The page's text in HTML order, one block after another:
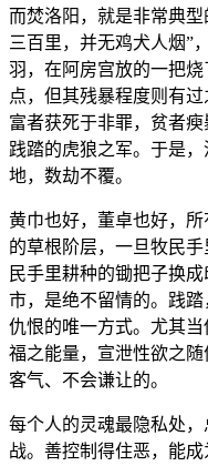
而焚洛阳，就是非常典
三百里，并无鸡犬人烟”
羽，在阿房宫放的一把
点，但其残暴程度则有
富者获死于非罪，贫者
践踏的虎狼之军。于是
地，数劫不覆。
黄巾也好，董卓也好，
的草根阶层，一旦牧民
民手里耕种的锄把子换
市，是绝不留情的。践
仇恨的唯一方式。尤其
福之能量，宣泄性欲之
客气、不会谦让的。
每个人的灵魂最隐私处
战。善控制得住恶，能